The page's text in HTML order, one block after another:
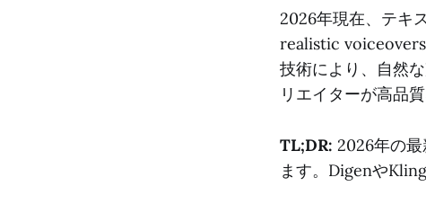
2026年現在、テキ
realistic voiceovers
技術により、自然
リエイターが高品
TL;DR: 2026年の
ます。Digenや